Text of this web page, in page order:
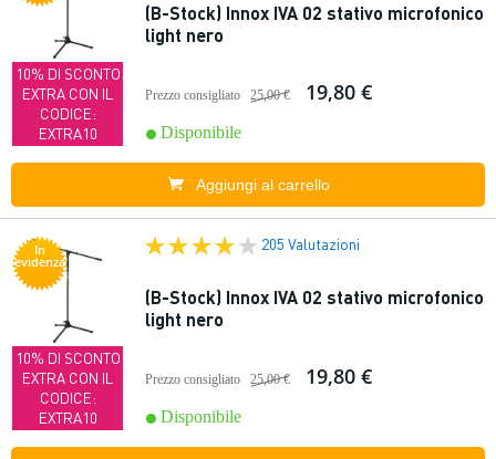
10% DI SCONTO
EXTRA CON IL
CODICE:
EXTRA10
(B-Stock) Innox IVA 02 stativo microfonico
light nero
Prezzo consigliato 25,00 € 19,80 €
Disponibile
Aggiungi al carrello
In
evidenza
10% DI SCONTO
EXTRA CON IL
CODICE:
EXTRA10
205 Valutazioni
(B-Stock) Innox IVA 02 stativo microfonico
light nero
Prezzo consigliato 25,00 € 19,80 €
Disponibile